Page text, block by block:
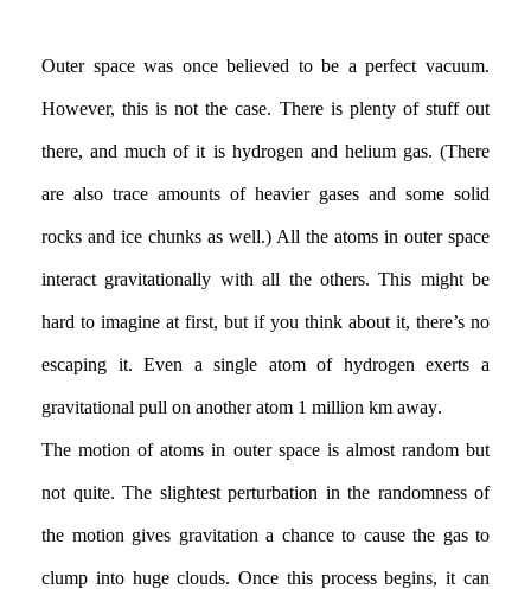
Outer space was once believed to be a perfect vacuum.
However, this is not the case. There is plenty of stuff out
there, and much of it is hydrogen and helium gas. (There
are also trace amounts of heavier gases and some solid
rocks and ice chunks as well.) All the atoms in outer space
interact gravitationally with all the others. This might be
hard to imagine at first, but if you think about it, there’s no
escaping it. Even a single atom of hydrogen exerts a
gravitational pull on another atom 1 million km away.
The motion of atoms in outer space is almost random but
not quite. The slightest perturbation in the randomness of
the motion gives gravitation a chance to cause the gas to
clump into huge clouds. Once this process begins, it can